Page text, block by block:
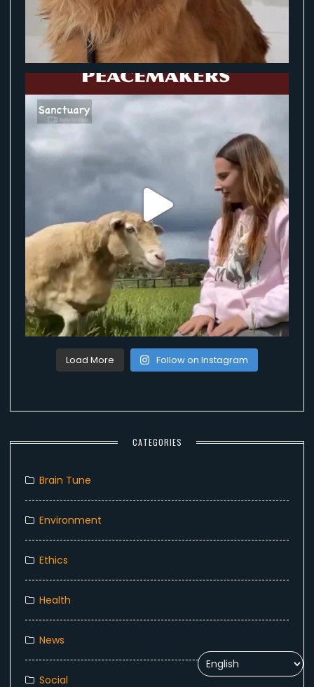
Load More Follow on Instagram
CATEGORIES
Brain Tune
Environment
Ethics
Health
News
Social